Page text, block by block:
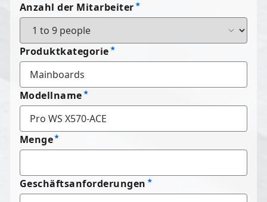
Anzahl der Mitarbeiter
Produktkategorie
Modellname
Menge
Geschäftsanforderungen